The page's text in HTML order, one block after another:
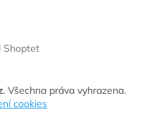
Shoptet
. Všechna práva vyhrazena.
cookies